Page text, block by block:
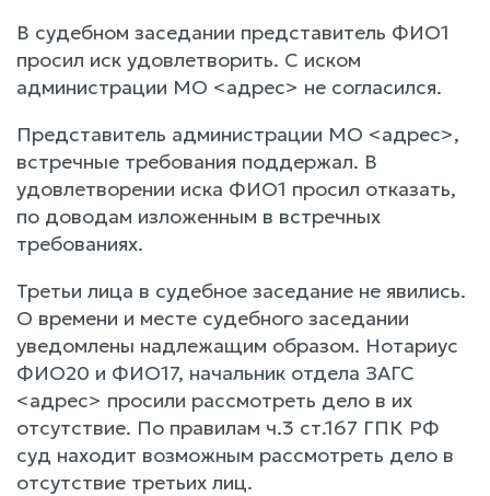
В судебном заседании представитель ФИО1
просил иск удовлетворить. С иском
администрации МО <адрес> не согласился.
Представитель администрации МО <адрес>,
встречные требования поддержал. В
удовлетворении иска ФИО1 просил отказать,
по доводам изложенным в встречных
требованиях.
Третьи лица в судебное заседание не явились.
О времени и месте судебного заседании
уведомлены надлежащим образом. Нотариус
ФИО20 и ФИО17, начальник отдела ЗАГС
<адрес> просили рассмотреть дело в их
отсутствие. По правилам ч.3 ст.167 ГПК РФ
суд находит возможным рассмотреть дело в
отсутствие третьих лиц.